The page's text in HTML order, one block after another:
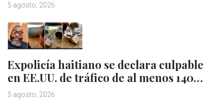
5 agosto, 2026
Expolicía haitiano se declara culpable
en EE.UU. de tráfico de al menos 140…
5 agosto, 2026